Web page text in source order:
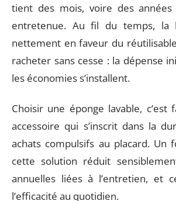
tient des mois, voire des
entretenue. Au fil du temps, la
nettement en faveur du
racheter sans cesse : la dépense
les économies s’installent.
Choisir une éponge lavable, c’est
accessoire qui s’inscrit dans la
achats compulsifs au placard. Un
cette solution réduit
annuelles liées à l’entretien, et
l’efficacité au quotidien.